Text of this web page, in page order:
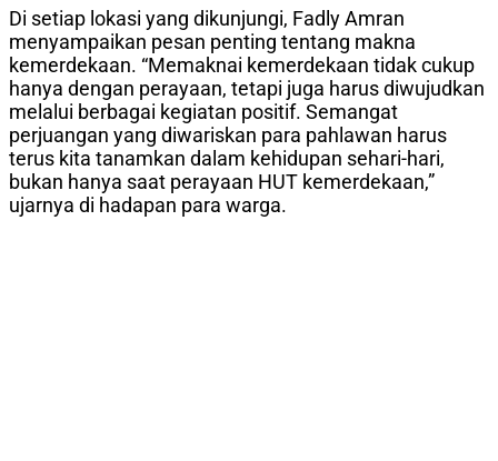
Di setiap lokasi yang dikunjungi, Fadly Amran
menyampaikan pesan penting tentang makna
kemerdekaan. “Memaknai kemerdekaan tidak cukup
hanya dengan perayaan, tetapi juga harus diwujudkan
melalui berbagai kegiatan positif. Semangat
perjuangan yang diwariskan para pahlawan harus
terus kita tanamkan dalam kehidupan sehari-hari,
bukan hanya saat perayaan HUT kemerdekaan,”
ujarnya di hadapan para warga.